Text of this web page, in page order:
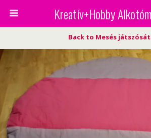
Kreatív+Hobby
Back to Mesés